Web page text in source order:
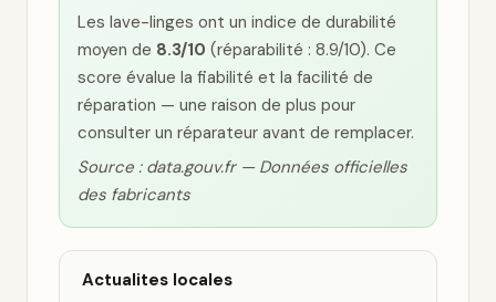
Les lave-linges ont un indice de durabilité
moyen de 8.3/10 (réparabilité : 8.9/10). Ce
score évalue la fiabilité et la facilité de
réparation — une raison de plus pour
consulter un réparateur avant de remplacer.
Source : data.gouv.fr — Données officielles
des fabricants
Actualites locales